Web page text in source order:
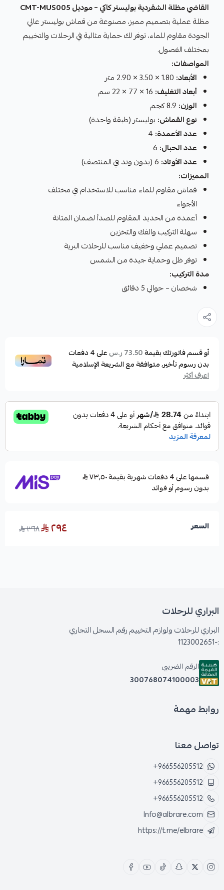
القاضي مظلة الشقردية بوليستر كاكي – موديل CMT-MUS005
مظلة عملية بتصميم مميز، مصنوعة من قماش بوليستر عالي
الجودة مقاوم للماء، توفر لك حماية مثالية في الرحلات والتخييم
بمختلف الفصول.
المواصفات:
الأبعاد:
أبعاد التغليف:
الوزن:
نوع القماش: بوليستر (طبقة واحدة)
عدد الأعمدة:
عدد الحبال:
عدد الأوتاد:
المميزات:
قماش مقاوم للماء مناسب للاستخدام في مختلف
الأجواء
أعمدة من الحديد المقاوم للصدأ لضمان المتانة
سهلة التركيب والفك والتخزين
تصميم عملي وخفيف مناسب للرحلات البرية
توفر ظل وحماية جيدة من الشمس
مدة التركيب:
شخصان – حوالي 5 دقائق
أو قسم فاتورتك بقيمة73.50 ر.س على4دفعات
بدون رسوم تأخير، متوافقة مع الشريعة الإسلامية
اعرف أكثر
قسمها على 4 دفعات شهرية بقيمة ٧٣٫٥٠
بدون رسوم أو فوائد
السعر ٢٩٤ ٣٦٨
البراري للرحلات
البراري للرحلات ولوازم التخييم رقم السجل التجاري
:-1123002651
الرقم الضريبي
300768074100003
روابط مهمة
تواصل معنا
+966556205512
+966556205512
+966556205512
Info@albrare.com
https://t.me/elbrare